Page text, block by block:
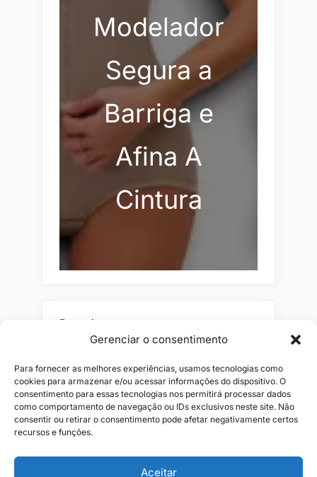
Gerenciar o consentimento
Para fornecer as melhores experiências, usamos tecnologias como
cookies para armazenar e/ou acessar informações do dispositivo. O
consentimento para essas tecnologias nos permitirá processar dados
como comportamento de navegação ou IDs exclusivos neste site. Não
consentir ou retirar o consentimento pode afetar negativamente certos
recursos e funções.
Aceitar
Modelador
Segura a
Barriga e
Afina A
Cintura
Pesquisar